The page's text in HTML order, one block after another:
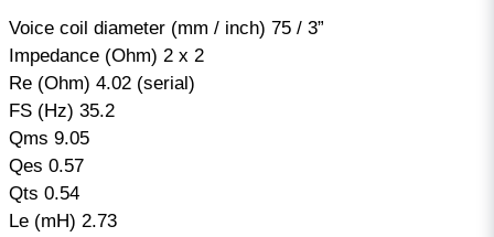
Voice coil diameter (mm / inch) 75 / 3”
Impedance (Ohm) 2 x 2
Re (Ohm) 4.02 (serial)
FS (Hz) 35.2
Qms 9.05
Qes 0.57
Qts 0.54
Le (mH) 2.73